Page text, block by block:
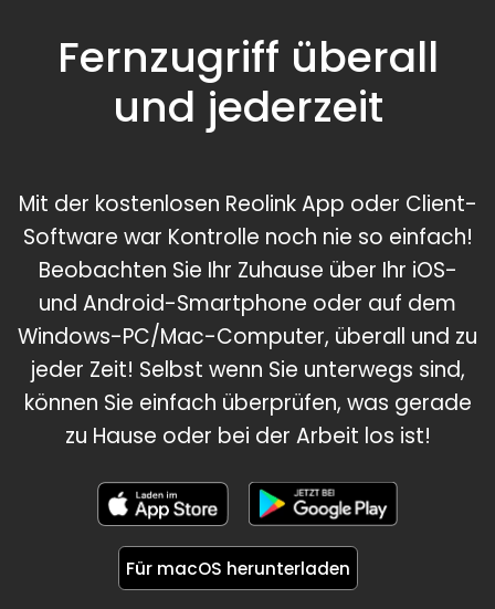
Fernzugriff überall
und jederzeit
Mit der kostenlosen Reolink App oder Client-
Software war Kontrolle noch nie so einfach!
Beobachten Sie Ihr Zuhause über Ihr iOS-
und Android-Smartphone oder auf dem
Windows-PC/Mac-Computer, überall und zu
jeder Zeit! Selbst wenn Sie unterwegs sind,
können Sie einfach überprüfen, was gerade
zu Hause oder bei der Arbeit los ist!
Für macOS herunterladen